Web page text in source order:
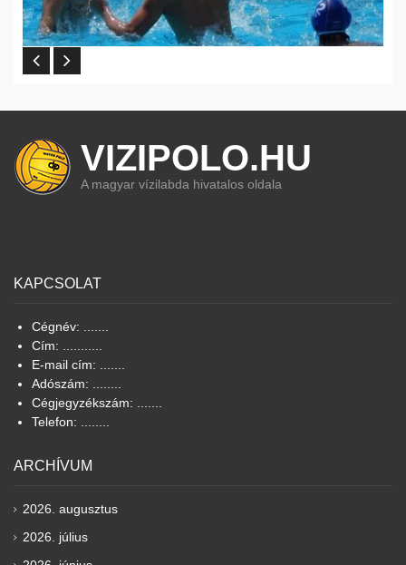
VIZIPOLO.HU
A magyar vízilabda hivatalos oldala
KAPCSOLAT
Cégnév: .......
Cím: ...........
E-mail cím: .......
Adószám: ........
Cégjegyzékszám: .......
Telefon: ........
ARCHÍVUM
2026. augusztus
2026. július